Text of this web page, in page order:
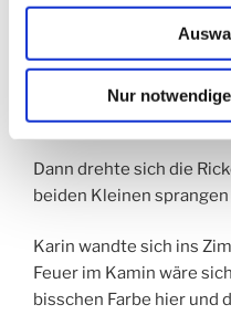
Nur
leicht über die
über den Rasen, gefolgt
Augenblick drehten sie
und schauten sie
an, ihre Ohren
Dann drehte sich die
beiden Kleinen
Karin wandte sich ins
Feuer im Kamin wäre
bisschen Farbe hier und